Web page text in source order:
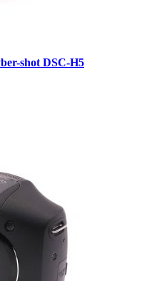
shot DSC-H5